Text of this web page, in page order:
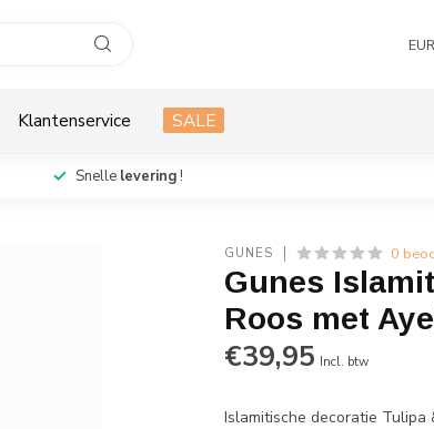
EUR
Klantenservice SALE
Snelle levering!
GUNES 0
Gunes
Roos met
€39,95 Incl. btw
Islamitische decoratie Tulipa